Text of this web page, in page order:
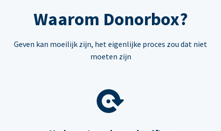
Waarom Donorbox?
Geven kan moeilijk zijn, het eigenlijke proces zou dat niet
moeten zijn